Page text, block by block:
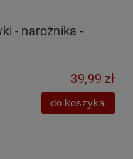
- narożnika -
39,99 zł
do koszyka